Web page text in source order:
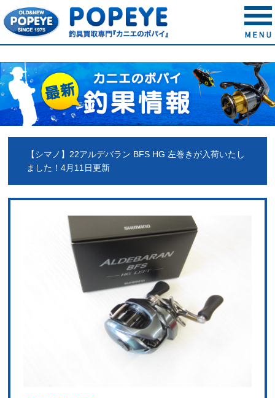
【シマノ】22アルデバラン BFS HG 左巻きが入荷いたし
ました！4月11日更新